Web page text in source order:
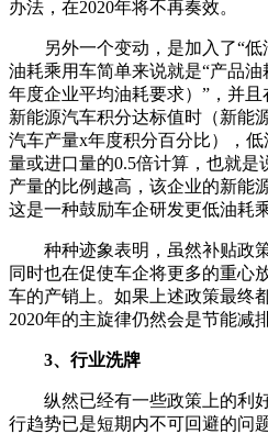
办法，在2020年将不再奏效。
另外一个变动，是加入了“
油耗乘用车简单来说就是“产品
年度企业平均油耗要求）”，并
新能源汽车积分达标值时（新能
汽车产量x年度积分百分比），
量或进口量的0.5倍计算，也就是
产量的比例越高，该企业的新能
这是一种鼓励车企研发更低油耗
种种迹象表明，虽然补贴政
同时也在促使车企将更多的重心
车的产销上。如果上述政策最终
2020年的主旋律仍然会是节能减排
3、行业洗牌
纵然已经有一些政策上的利
行趋势已是短期内不可回避的问